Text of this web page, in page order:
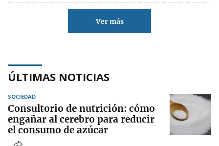
Ver más
ÚLTIMAS NOTICIAS
SOCIEDAD
Consultorio de nutrición: cómo
engañar al cerebro para reducir
el consumo de azúcar